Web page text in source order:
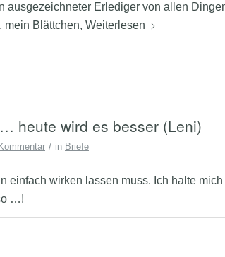
ausgezeichneter Erlediger von allen
mein Blättchen, Weiterlesen
heute wird es besser (Leni)
/ in Briefe
einfach wirken lassen muss. Ich halte
…!